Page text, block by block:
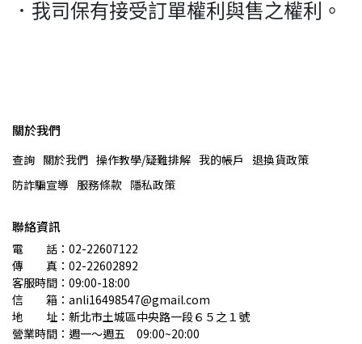
．我司保有接受訂單權利與售之權利。
關於我們
查詢 關於我們 操作教學/疑難排解 我的帳戶
退換貨政策
防詐騙宣導 服務條款 隱私政策
聯絡資訊
電　　話：02-22607122
傳　　真：02-22602892
客服時間：09:00-18:00
信　　箱：anli16498547@gmail.com
地　　址：新北市土城區中央路一段６５之１號
營業時間：週一～週五　09:00~20:00